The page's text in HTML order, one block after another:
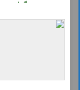
برگزار شد.